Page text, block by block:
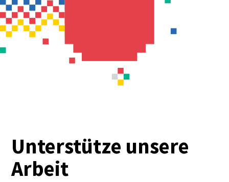
Unterstütze unsere
Arbeit